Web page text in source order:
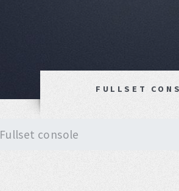
FULLSET
Fullset console